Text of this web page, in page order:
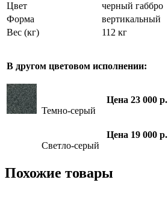
Цвет
черный габбро
Форма
вертикальный
Вес (кг)
112 кг
В другом цветовом исполнении:
Темно-серый
Цена 23 000 р.
Светло-серый
Цена 19 000 р.
Похожие товары